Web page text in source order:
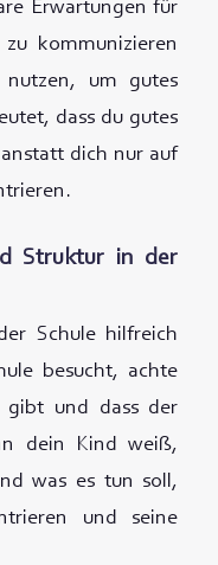
Erwartungen für
kommunizieren
nutzen, um gutes
dass du gutes
dich nur auf
Struktur in der
Schule hilfreich
besucht, achte
gibt und dass der
dein Kind weiß,
was es tun soll,
und seine